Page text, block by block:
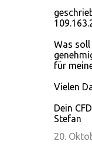
Was soll
für
Vielen
Dein
Stefan
20.